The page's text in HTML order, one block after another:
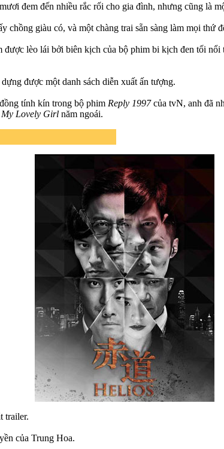
đem đến nhiều rắc rối cho gia đình, nhưng cũng là
chồng giàu có, và một chàng trai sẵn sàng làm mọi thứ
được lèo lái bởi biên kịch của bộ phim bi kịch đen tối nổi
được một danh sách diễn xuất ấn tượng.
tính kín trong bộ phim Reply 1997của tvN, anh đã
My Lovely Girl năm ngoái.
trailer.
của Trung Hoa.